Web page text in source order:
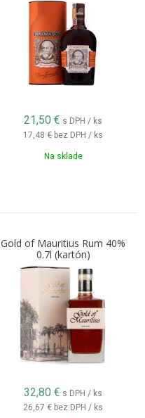
21,50 € s DPH / ks
17,48 € bez DPH / ks
Na sklade
Gold of Mauritius Rum 40%
0.7l (kartón)
32,80 € s DPH / ks
26,67 € bez DPH / ks